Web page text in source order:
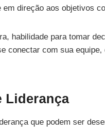
direção aos objetivos
habilidade para tomar
conectar com sua
Liderança
que podem ser